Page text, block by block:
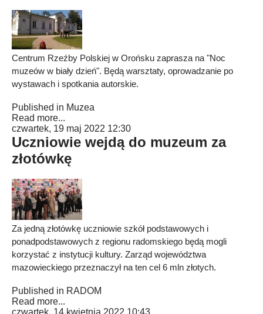
Centrum Rzeźby Polskiej w Orońsku zaprasza na "Noc
muzeów w biały dzień". Będą warsztaty, oprowadzanie po
wystawach i spotkania autorskie.
Published in Muzea
Read more...
czwartek, 19 maj 2022 12:30
Uczniowie wejdą do muzeum za
złotówkę
Za jedną złotówkę uczniowie szkół podstawowych i
ponadpodstawowych z regionu radomskiego będą mogli
korzystać z instytucji kultury. Zarząd województwa
mazowieckiego przeznaczył na ten cel 6 mln złotych.
Published in RADOM
Read more...
czwartek, 14 kwietnia 2022 10:43